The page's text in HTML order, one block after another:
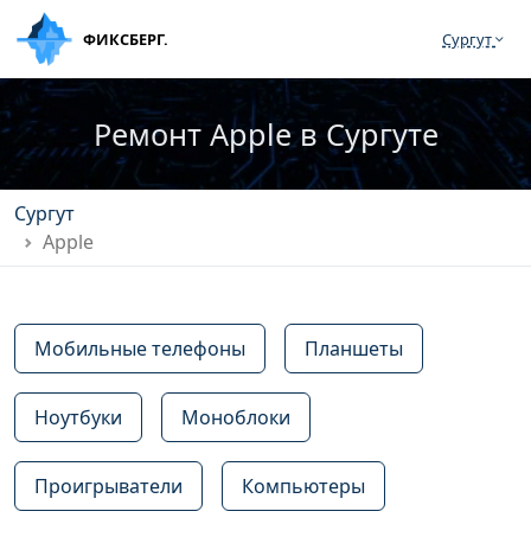
ФИКСБЕРГ. Сургут
Ремонт Apple в Сургуте
Сургут
Apple
Мобильные телефоны Планшеты
Ноутбуки Моноблоки
Проигрыватели Компьютеры